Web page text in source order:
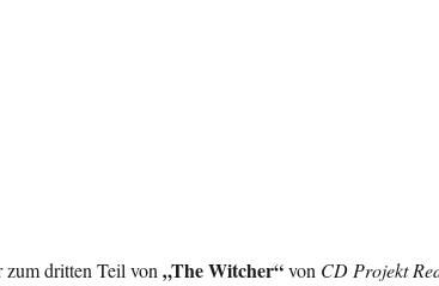
dritten Teil von„The Witcher“von CD Projekt